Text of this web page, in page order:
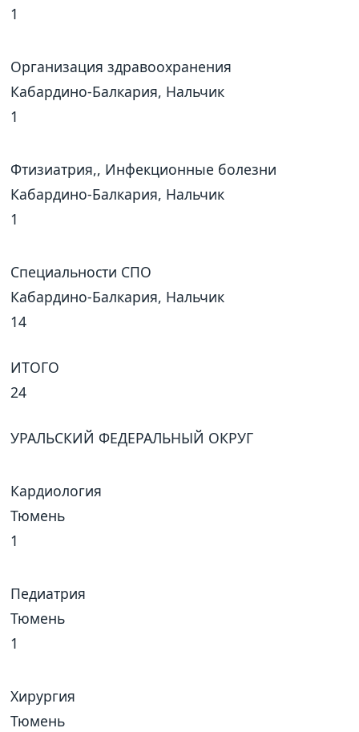
1
Организация здравоохранения
Кабардино-Балкария, Нальчик
1
Фтизиатрия,, Инфекционные болезни
Кабардино-Балкария, Нальчик
1
Специальности СПО
Кабардино-Балкария, Нальчик
14
ИТОГО
24
УРАЛЬСКИЙ ФЕДЕРАЛЬНЫЙ ОКРУГ
Кардиология
Тюмень
1
Педиатрия
Тюмень
1
Хирургия
Тюмень